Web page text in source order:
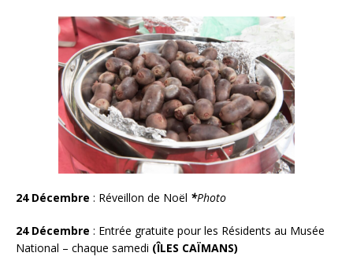
24 Décembre : Réveillon de Noël *Photo
24 Décembre : Entrée gratuite pour les Résidents au Musée
National – chaque samedi (ÎLES CAÏMANS)